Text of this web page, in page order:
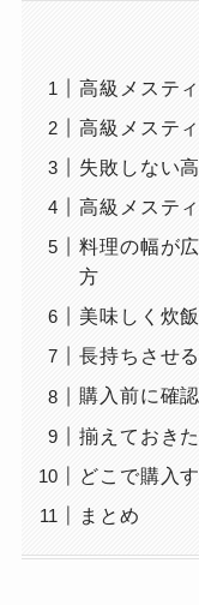
高級メステ
高級メステ
失敗しない
高級メステ
料理の幅が
方
美味しく炊
長持ちさせ
購入前に確
揃えておき
どこで購入
まとめ